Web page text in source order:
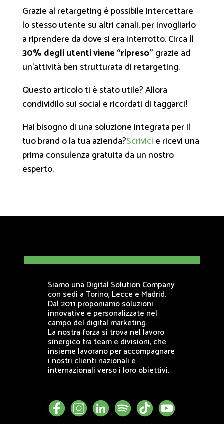
Grazie al retargeting è possibile intercettare
lo stesso utente su altri canali, per invogliarlo
a riprendere da dove si era interrotto. Circa il
30% degli utenti viene “ripreso” grazie ad
un’attività ben strutturata di retargeting.
Questo articolo ti è stato utile? Allora
condividilo sui social e ricordati di taggarci!
Hai bisogno di una soluzione integrata per il
tuo brand o la tua azienda?Scrivici e ricevi una
prima consulenza gratuita da un nostro
esperto.
Siamo una Digital Solution Company
con sedi a Torino, Lecce e Madrid.
Dal 2011 proponiamo soluzioni
innovative e personalizzate nel
campo del digital marketing.
La nostra forza si trova nel lavoro
sinergico tra team e divisioni, che
insieme lavorano per accompagnare
i nostri clienti nazionali e
internazionali verso i loro obiettivi.